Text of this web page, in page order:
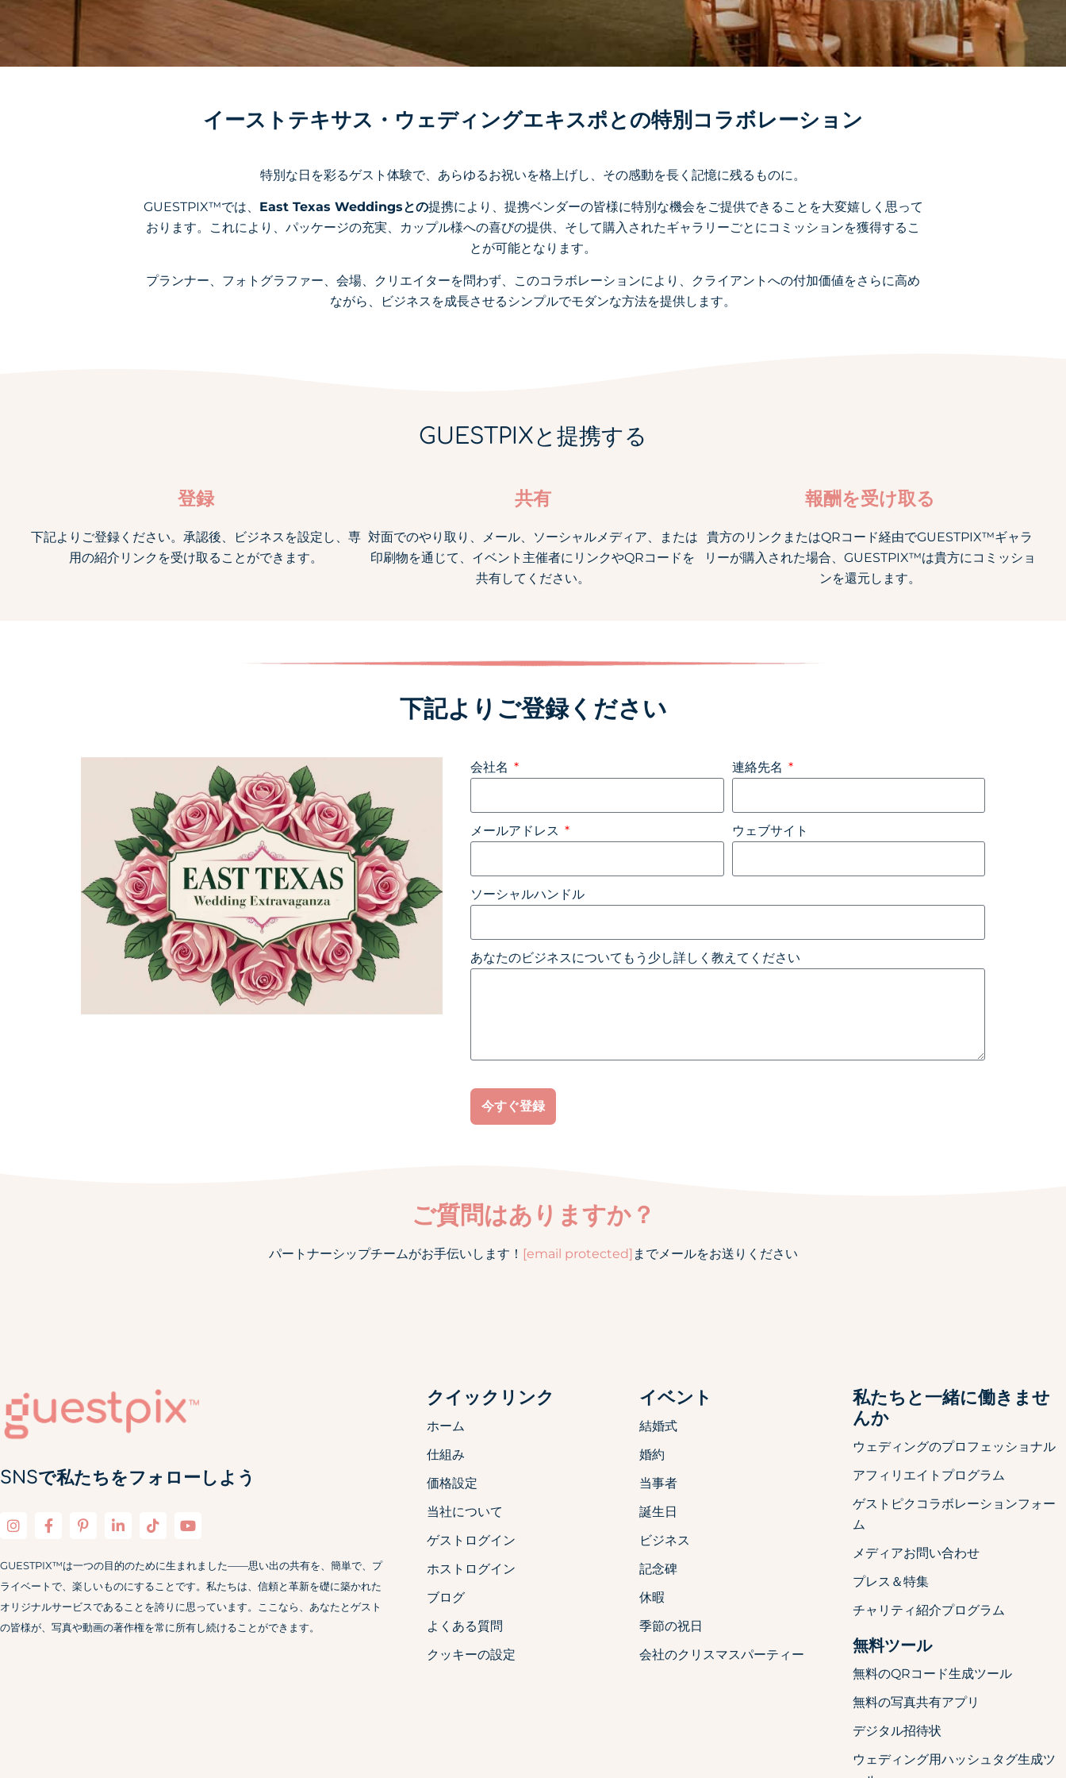
イーストテキサス・ウェディングエキスポとの特別コラボレーション
特別な日を彩るゲスト体験で、あらゆるお祝いを格上げし、その感動を長く記憶に残るものに。
GUESTPIX™では、 East Texas Weddingsとの提携により、提携ベンダーの皆様に特別な機会をご提供できることを大変嬉しく思って
おります。これにより、パッケージの充実、カップル様への喜びの提供、そして購入されたギャラリーごとにコミッションを獲得するこ
とが可能となります。
プランナー、フォトグラファー、会場、クリエイターを問わず、このコラボレーションにより、クライアントへの付加価値をさらに高め
ながら、ビジネスを成長させるシンプルでモダンな方法を提供します。
GUESTPIXと提携する
登録
下記よりご登録ください。承認後、ビジネスを設定し、専
用の紹介リンクを受け取ることができます。
共有
対面でのやり取り、メール、ソーシャルメディア、または
印刷物を通じて、イベント主催者にリンクやQRコードを
共有してください。
報酬を受け取る
貴方のリンクまたはQRコード経由でGUESTPIX™ギャラ
リーが購入された場合、GUESTPIX™は貴方にコミッショ
ンを還元します。
下記よりご登録ください
会社名 連絡先名
メールアドレス ウェブサイト
ソーシャルハンドル
あなたのビジネスについてもう少し詳しく教えてください
今すぐ登録
ご質問はありますか？
パートナーシップチームがお手伝いします！ [email protected] までメールをお送りください
SNSで私たちをフォローしよう
GUESTPIX™は一つの目的のために生まれました——思い出の共有を、簡単で、プ
ライベートで、楽しいものにすることです。私たちは、信頼と革新を礎に築かれた
オリジナルサービスであることを誇りに思っています。ここなら、あなたとゲスト
の皆様が、写真や動画の著作権を常に所有し続けることができます。
クイックリンク
ホーム
仕組み
価格設定
当社について
ゲストログイン
ホストログイン
ブログ
よくある質問
クッキーの設定
イベント
結婚式
婚約
当事者
誕生日
ビジネス
記念碑
休暇
季節の祝日
会社のクリスマスパーティー
私たちと一緒に働きませ
んか
ウェディングのプロフェッショナル
アフィリエイトプログラム
ゲストピクコラボレーションフォー
ム
メディアお問い合わせ
プレス＆特集
チャリティ紹介プログラム
無料ツール
無料のQRコード生成ツール
無料の写真共有アプリ
デジタル招待状
ウェディング用ハッシュタグ生成ツ